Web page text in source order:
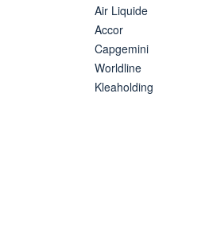
Air Liquide
Accor
Capgemini
Worldline
Kleaholding